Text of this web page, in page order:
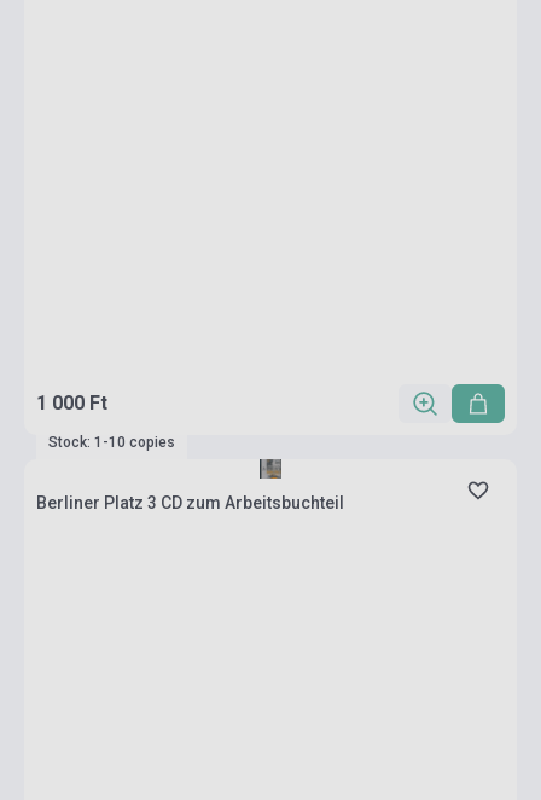
1 000 Ft
Stock: 1-10 copies
Berliner Platz 3 CD zum Arbeitsbuchteil